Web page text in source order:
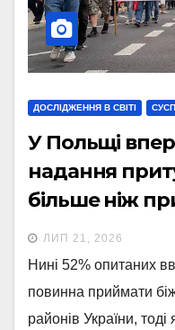
ДОСЛІДЖЕННЯ В СВІТІ
У Польщі
надання
більше ніж
опитування
ЛИП 21, 2026
Нині 52% опитаних
повинна приймати
районів України,